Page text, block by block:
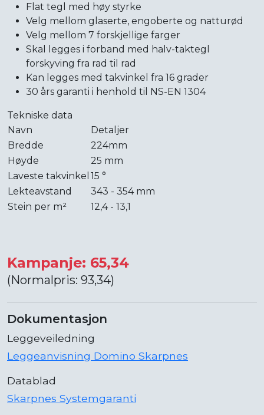
Flat tegl med høy styrke
Velg mellom glaserte, engoberte og natturød
Velg mellom 7 forskjellige farger
Skal legges i forband med halv-taktegl
forskyving fra rad til rad
Kan legges med takvinkel fra 16 grader
30 års garanti i henhold til NS-EN 1304
Tekniske data
Navn
Detaljer
Bredde
224mm
Høyde
25 mm
Laveste takvinkel 15 °
Lekteavstand
343 - 354 mm
Stein per m²
12,4 - 13,1
Kampanje: 65,34
(Normalpris: 93,34)
Dokumentasjon
Leggeveiledning
Leggeanvisning Domino Skarpnes
Datablad
Skarpnes Systemgaranti